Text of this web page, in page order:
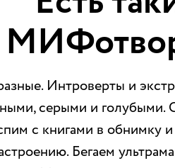
Интроверты и
серыми и голубыми.
с книгами в обнимку
Бегаем